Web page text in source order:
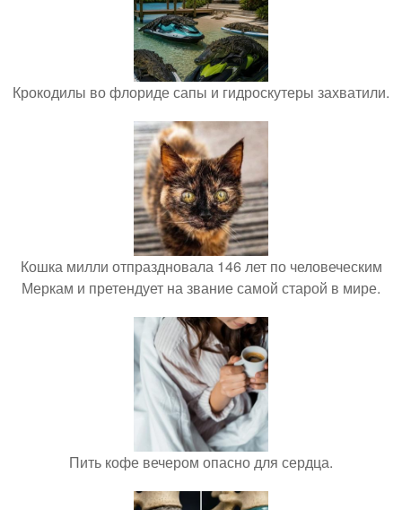
Крокодилы во флориде сапы и гидроскутеры захватили.
Кошка милли отпраздновала 146 лет по человеческим
Меркам и претендует на звание самой старой в мире.
Пить кофе вечером опасно для сердца.